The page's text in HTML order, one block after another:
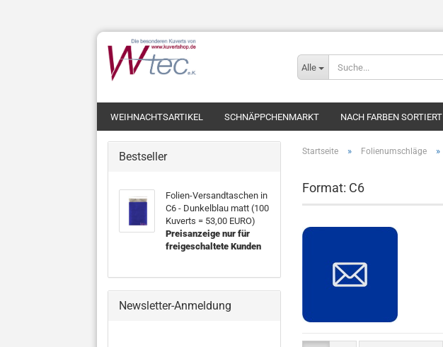
Alle
WEIHNACHTSARTIKEL SCHNÄPPCHENMARKT NACH FARBEN SORTIERT
Startseite » Folienumschläge »
Format: C6
Bestseller
Folien-Versandtaschen in
C6 - Dunkelblau matt (100
Kuverts = 53,00 EURO)
Preisanzeige nur für
freigeschaltete Kunden
Newsletter-Anmeldung